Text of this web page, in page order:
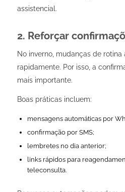
assistencial.
2. Reforçar
No inverno, mudanças de
rapidamente. Por isso, a
mais importante.
Boas práticas incluem:
mensagens automáticas por
confirmação por SMS;
lembretes no dia anterior;
links rápidos para
teleconsulta.